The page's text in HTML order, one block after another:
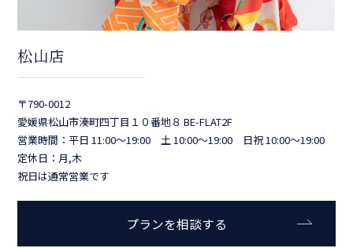
松山店
〒790-0012
愛媛県松山市湊町四丁目１０番地８ BE-FLAT2F
営業時間：平日 11:00～19:00 土 10:00～19:00 日祝 10:00～19:00
定休日：月,木
祝日は通常営業です
プランを相談する